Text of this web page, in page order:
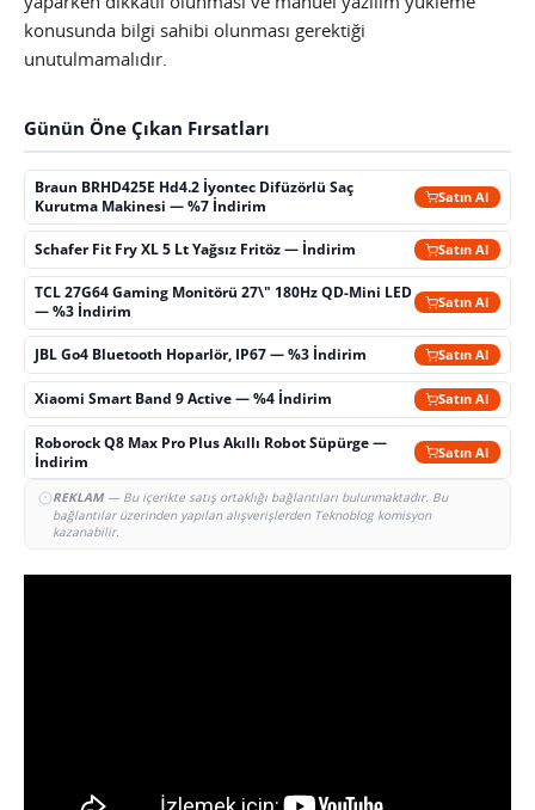
konusunda bilgi sahibi olunması gerektiği
unutulmamalıdır.
Günün Öne Çıkan Fırsatları
Braun BRHD425E Hd4.2 İyontec Difüzörlü Saç
Kurutma Makinesi — %7 İndirim
Satın Al
Schafer Fit Fry XL 5 Lt Yağsız Fritöz — İndirim Satın Al
TCL 27G64 Gaming Monitörü 27\" 180Hz QD-Mini LED
— %3 İndirim
Satın Al
JBL Go4 Bluetooth Hoparlör, IP67 — %3 İndirim Satın Al
Xiaomi Smart Band 9 Active — %4 İndirim Satın Al
Roborock Q8 Max Pro Plus Akıllı Robot Süpürge —
İndirim
Satın Al
REKLAM— Bu içerikte satış ortaklığı bağlantıları bulunmaktadır. Bu
bağlantılar üzerinden yapılan alışverişlerden Teknoblog komisyon
kazanabilir.